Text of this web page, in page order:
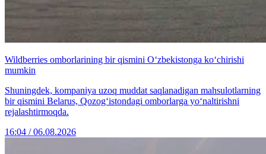
Wildberries omborlarining bir qismini O‘zbekistonga ko‘chirishi
mumkin
Shuningdek, kompaniya uzoq muddat saqlanadigan mahsulotlarning
bir qismini Belarus, Qozog‘istondagi omborlarga yo‘naltirishni
rejalashtirmoqda.
16:04 / 06.08.2026